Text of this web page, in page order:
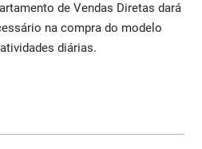
de Vendas Diretas dará
na compra do modelo
diárias.